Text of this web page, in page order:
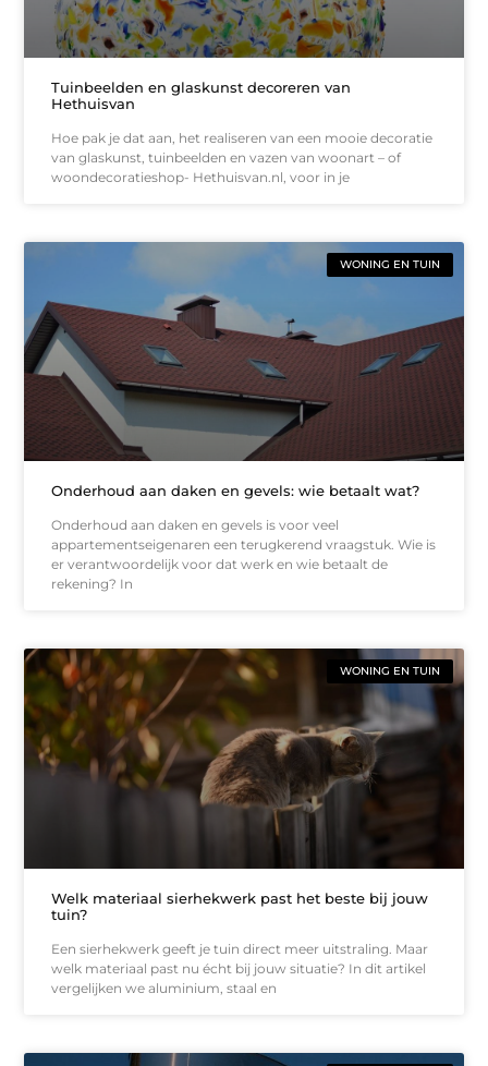
Tuinbeelden en glaskunst decoreren van
Hethuisvan
Hoe pak je dat aan, het realiseren van een mooie decoratie
van glaskunst, tuinbeelden en vazen van woonart – of
woondecoratieshop- Hethuisvan.nl, voor in je
WONING EN TUIN
Onderhoud aan daken en gevels: wie betaalt wat?
Onderhoud aan daken en gevels is voor veel
appartementseigenaren een terugkerend vraagstuk. Wie is
er verantwoordelijk voor dat werk en wie betaalt de
rekening? In
WONING EN TUIN
Welk materiaal sierhekwerk past het beste bij jouw
tuin?
Een sierhekwerk geeft je tuin direct meer uitstraling. Maar
welk materiaal past nu écht bij jouw situatie? In dit artikel
vergelijken we aluminium, staal en